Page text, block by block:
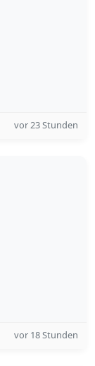
vor 23 Stunden
vor 18 Stunden